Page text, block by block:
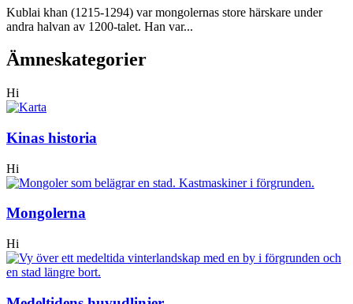
Kublai khan (1215-1294) var mongolernas store härskare under
andra halvan av 1200-talet. Han var...
Ämneskategorier
Hi
Kinas historia
Hi
Mongolerna
Hi